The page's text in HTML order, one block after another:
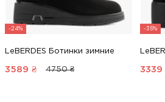
-24%
LeBERDES Ботинки зимние
3589 ₴ 4750 ₴
-35%
3339